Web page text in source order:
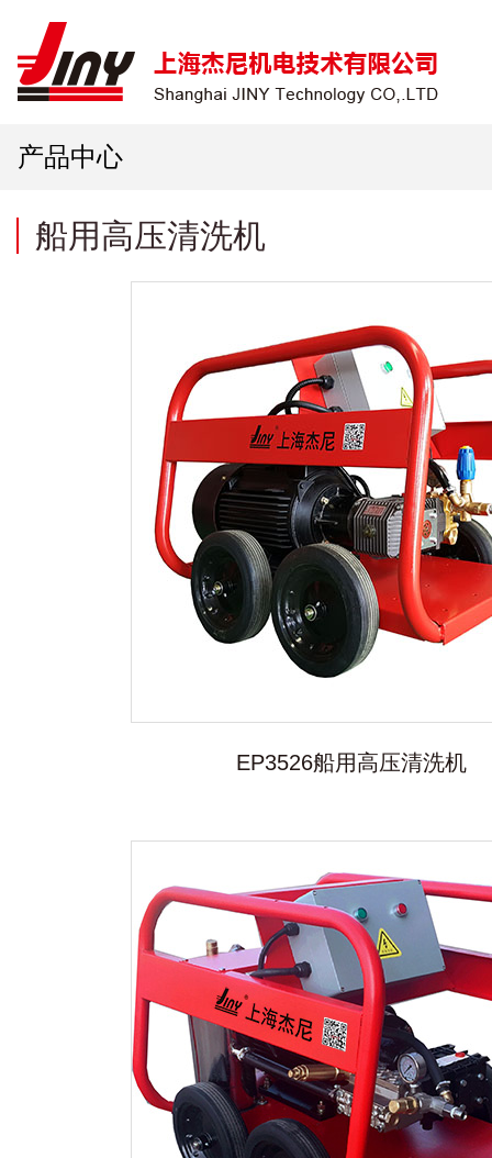
产品中心
船用高压清洗机
EP3526船用高压清洗机